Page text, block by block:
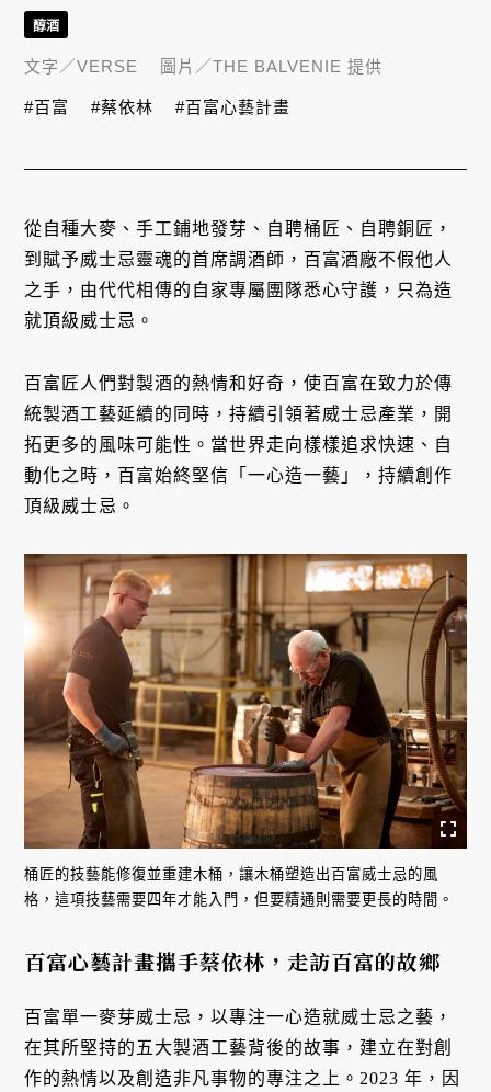
從自種大麥、手工鋪地發芽、自聘桶匠、自聘銅匠，
到賦予威士忌靈魂的首席調酒師，百富酒廠不假他人
之手，由代代相傳的自家專屬團隊悉心守護，只為造
就頂級威士忌。
百富匠人們對製酒的熱情和好奇，使百富在致力於傳
統製酒工藝延續的同時，持續引領著威士忌產業，開
拓更多的風味可能性。當世界走向樣樣追求快速、自
動化之時，百富始終堅信「一心造一藝」，持續創作
頂級威士忌。
桶匠的技藝能修復並重建木桶，讓木桶塑造出百富威士忌的風
格，這項技藝需要四年才能入門，但要精通則需要更長的時間。
百富心藝計畫攜手蔡依林，走訪百富的故鄉
百富單一麥芽威士忌，以專注一心造就威士忌之藝，
在其所堅持的五大製酒工藝背後的故事，建立在對創
作的熱情以及創造非凡事物的專注之上。2023 年，因
醇酒
文字／VERSE 圖片／THE BALVENIE 提供
#百富 #蔡依林 #百富心藝計畫